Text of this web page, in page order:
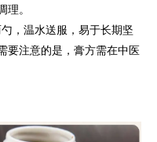
。
，温水送服，易于长期坚
要注意的是，膏方需在中医